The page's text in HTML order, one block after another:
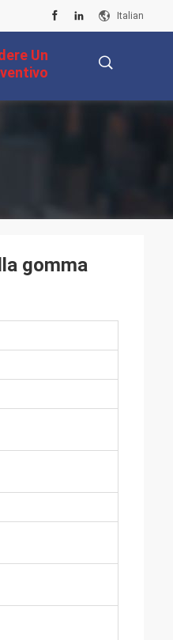
Italian
Un
gomma